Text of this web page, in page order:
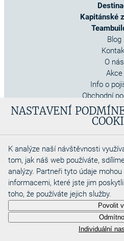
NASTAVENÍ
K analýze naší návštěvnosti
tom, jak náš web používáte,
analýzy. Partneři tyto údaje
informacemi, které jste jim
toho, že používáte jejich služby.
Povolit
Individuální
Kapitánské
Blog
O nás
Akce
Info o
Obchodní
Copyright
Aquadino